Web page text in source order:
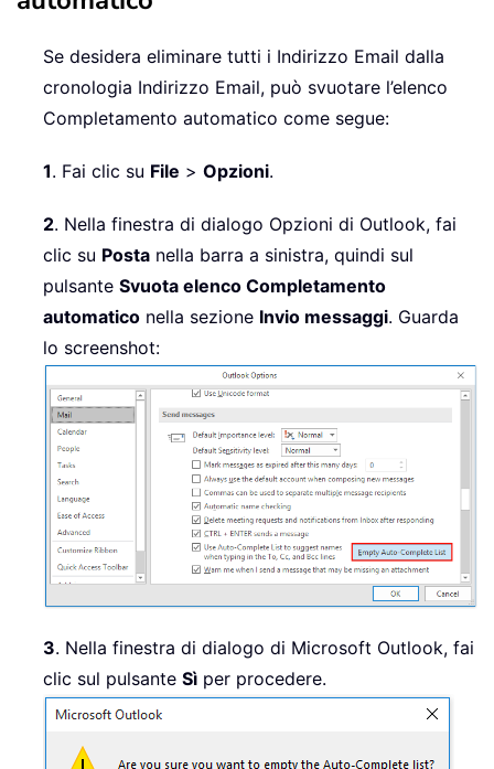
Se desidera eliminare tutti i Indirizzo Email dalla
cronologia Indirizzo Email, può svuotare l’elenco
Completamento automatico come segue:
1. Fai clic su File > Opzioni.
2. Nella finestra di dialogo Opzioni di Outlook, fai
clic su Posta nella barra a sinistra, quindi sul
pulsante Svuota elenco Completamento
automatico nella sezione Invio messaggi. Guarda
lo screenshot:
3. Nella finestra di dialogo di Microsoft Outlook, fai
clic sul pulsante Sì per procedere.